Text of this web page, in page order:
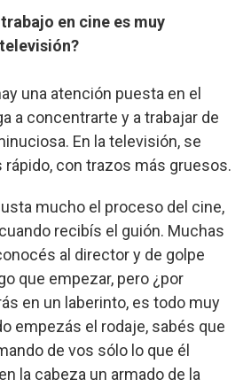
en cine es muy
una atención puesta en el
a concentrarte y a trabajar de
En la televisión, se
con trazos más gruesos.
mucho el proceso del cine,
recibís el guión. Muchas
al director y de golpe
que empezar, pero ¿por
en un laberinto, es todo muy
empezás el rodaje, sabés que
de vos sólo lo que él
la cabeza un armado de la